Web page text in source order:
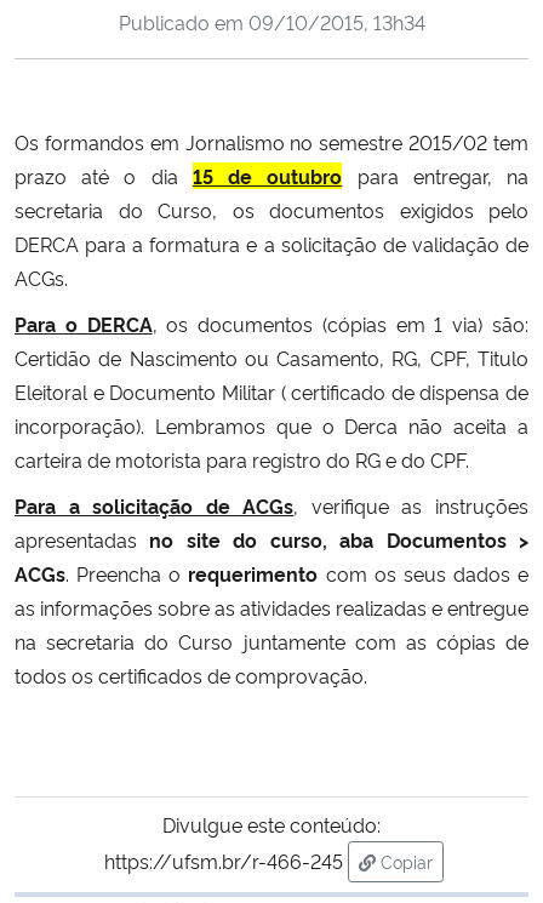
Ministério da Cidadania
Ministério de Minas e Energia
Ministério da Ciência, Tecnologia, Inovações e Comunicações
Ministério do Meio Ambiente
Ministério do Turismo
Ministério do Desenvolvimento Regional
Controladoria-Geral da União
Ministério da Mulher, da Família e dos Direitos Humanos
Secretaria-Geral
Banco Central do Brasil
Publicado em 09/10/2015, 13h34
Os formandos em Jornalismo no semestre 2015/02 tem
prazo até o dia 15 de outubro para entregar, na
secretaria do Curso, os documentos exigidos pelo
DERCA para a formatura e a solicitação de validação de
ACGs.
Para o DERCA, os documentos (cópias em 1 via) são:
Certidão de Nascimento ou Casamento, RG, CPF, Titulo
Eleitoral e Documento Militar ( certificado de dispensa de
incorporação). Lembramos que o Derca não aceita a
carteira de motorista para registro do RG e do CPF.
Para a solicitação de ACGs, verifique as instruções
apresentadas no site do curso, aba Documentos >
ACGs. Preencha o requerimento com os seus dados e
as informações sobre as atividades realizadas e entregue
na secretaria do Curso juntamente com as cópias de
todos os certificados de comprovação.
Divulgue este conteúdo:
https://ufsm.br/r-466-245
Copiar
para área de